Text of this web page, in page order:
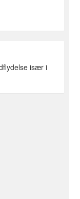
især i